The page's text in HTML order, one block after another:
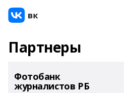
Партнеры
Фотобанк
журналистов РБ